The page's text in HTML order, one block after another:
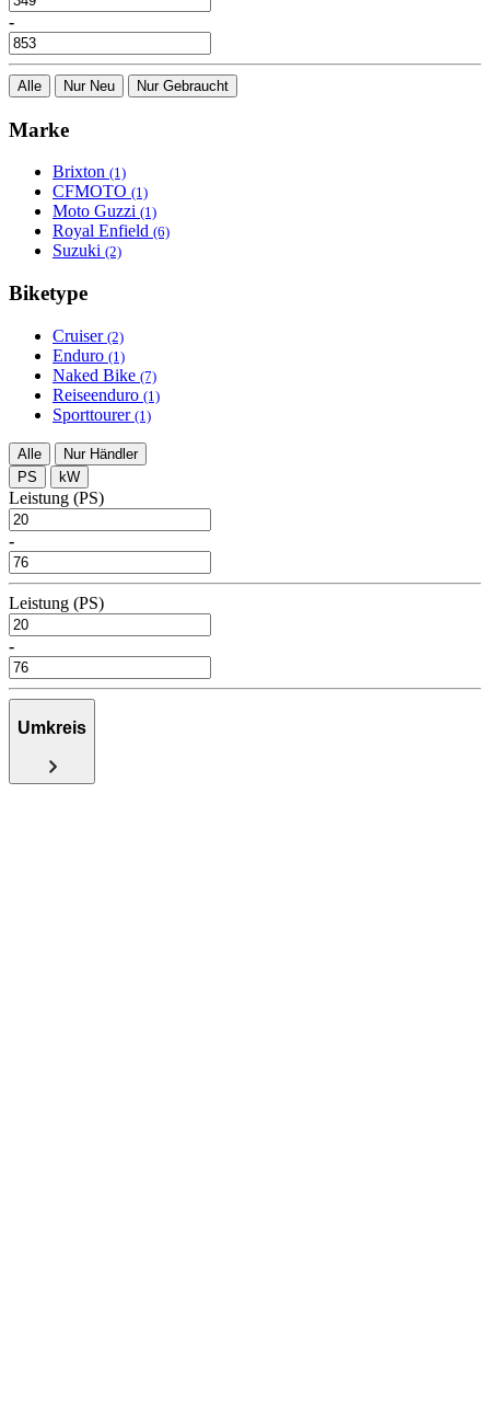
-
Alle Nur Neu Nur Gebraucht
Marke
Brixton (1)
CFMOTO (1)
Moto Guzzi (1)
Royal Enfield (6)
Suzuki (2)
Biketype
Cruiser (2)
Enduro (1)
Naked Bike (7)
Reiseenduro (1)
Sporttourer (1)
Alle
Nur Händler
PS
kW
Leistung (PS)
-
Leistung (PS)
-
Umkreis